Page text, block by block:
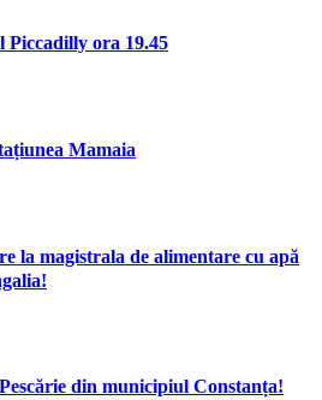
Piccadilly ora 19.45
Mamaia
la magistrala de alimentare cu apă
din municipiul Constanța!